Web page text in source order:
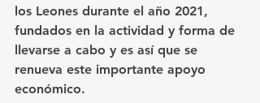
los Leones durante el año 2021,
fundados en la actividad y forma de
llevarse a cabo y es así que se
renueva este importante apoyo
económico.